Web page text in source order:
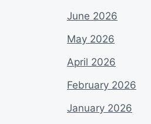
June 2026
May 2026
April 2026
February 2026
January 2026